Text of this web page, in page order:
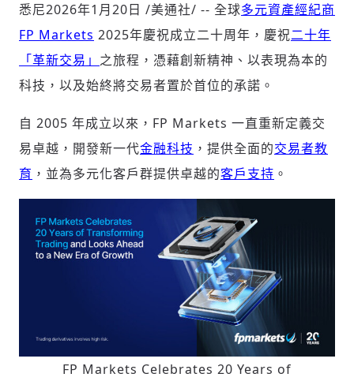
社會
人文
悉尼2026年1月20日 /美通社/ -- 全球多元資產經紀商
FP Markets 2025年慶祝成立二十周年，慶祝二十年
「革新交易」 之旅程，憑藉創新精神、以表現為本的
科技，以及始終將交易者置於首位的承諾。
自 2005 年成立以來，FP Markets 一直重新定義交
易卓越，開發新一代金融科技 ，提供全面的交易者教
育 ，並為多元化客戶群提供卓越的客戶支持 。
FP Markets Celebrates 20 Years of